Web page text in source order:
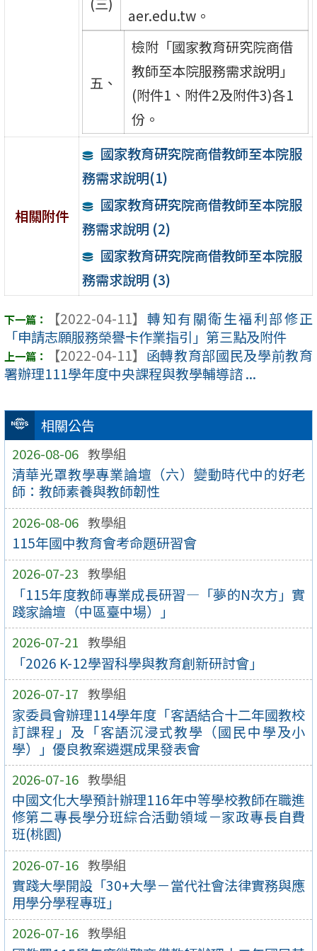
相關公告
2026-08-06 教學組
清華光罩教學專業論壇（六）變動時代中的好老
師：教師素養與教師韌性
2026-08-06 教學組
115年國中教育會考命題研習會
2026-07-23 教學組
「115年度教師專業成長研習—「夢的N次方」實
踐家論壇（中區臺中場）」
2026-07-21 教學組
「2026 K-12學習科學與教育創新研討會」
2026-07-17 教學組
家委員會辦理114學年度「客語結合十二年國教校
訂課程」及「客語沉浸式教學（國民中學及小
學）」優良教案遴選成果發表會
2026-07-16 教學組
中國文化大學預計辦理116年中等學校教師在職進
修第二專長學分班綜合活動領域－家政專長自費
班(桃園)
2026-07-16 教學組
實踐大學開設「30+大學－當代社會法律實務與應
用學分學程專班」
2026-07-16 教學組
aer.edu.tw。
五、
檢附「國家教育研究院商借
教師至本院服務需求說明」
(附件1、附件2及附件3)各1
份。
相關附件
國家教育研究院商借教師至本院服
務需求說明(1)
國家教育研究院商借教師至本院服
務需求說明 (2)
國家教育研究院商借教師至本院服
務需求說明 (3)
【2022-04-11】 轉知有關衛生福利部修正
「申請志願服務榮譽卡作業指引」第三點及附件
【2022-04-11】 函轉教育部國民及學前教育
署辦理111學年度中央課程與教學輔導諮 ...